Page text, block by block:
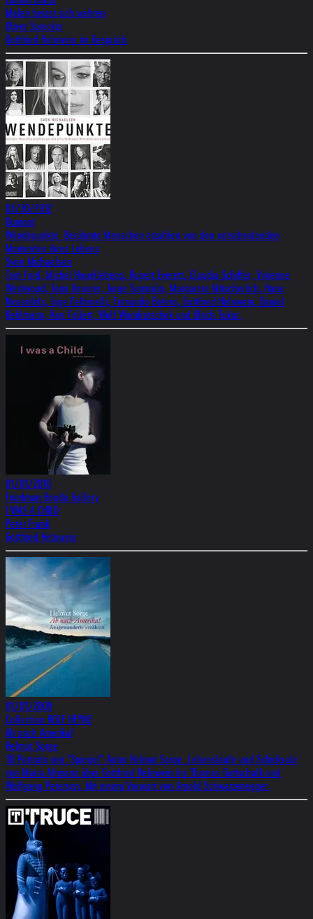
Malen heisst sich wehren
Oliver Spiecker
Gottfried Helnwein im Gespräch
03/30/2012
Dumont
Wendepunkte. Berühmte Menschen erzählen von den entscheidenden
Momenten ihres Lebens
Sven Michaelsen
Tom Ford, Michel Houellebecq, Rupert Everett, Claudia Schiffer, Vivienne
Westwood, Tomi Ungerer, Jorge Semprún, Margarete Mitscherlich, Hans
Neuenfels, Inge Feltrinelli, Fernando Botero, Gottfried Helnwein, Daniel
Kehlmann, Ken Follett, Wolf Wondratschek und Ulrich Tukur.
01/01/2010
Friedman Benda Gallery
I WAS A CHILD
Peter Frank
Gottfried Helnwein
01/01/2009
Collection ROLF HEYNE
Ab nach Amerika!
Helmut Sorge
30 Porträts von "Spiegel"-Autor Helmut Sorge. Lebensläufe und Schicksale
von Maria Altmann über Gottfried Helnwein bis Thomas Gottschalk und
Wolfgang Petersen. Mit einem Vorwort von Arnold Schwarzenegger.